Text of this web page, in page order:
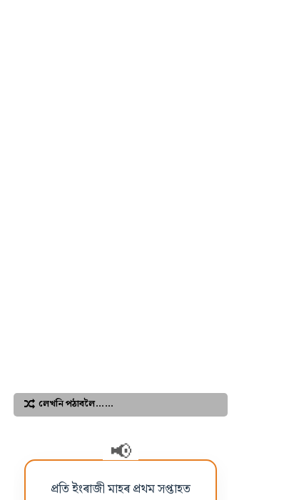
লেখনি পঠাবলৈ……
প্ৰতি ইংৰাজী মাহৰ প্ৰথম সপ্তাহত